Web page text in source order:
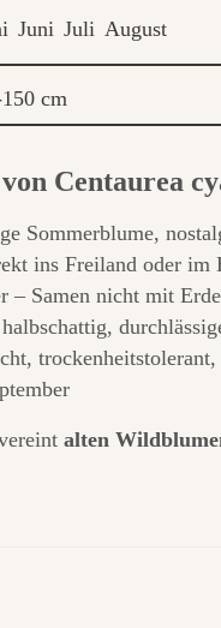
Juni Juli August
cm
Centaurea
Sommerblume,
ins Freiland oder im
– Samen nicht mit
alten